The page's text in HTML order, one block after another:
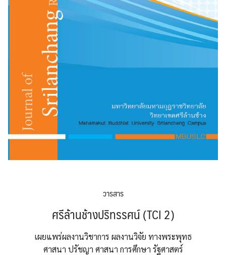
วารสาร
ศรีล้านช้างปริทรรศน์ (TCI 2)
เผยแพร่ผลงานวิชาการ ผลงานวิจัย ทางพระพุทธ
ศาสนา ปรัชญา ศาสนา การศึกษา รัฐศาสตร์